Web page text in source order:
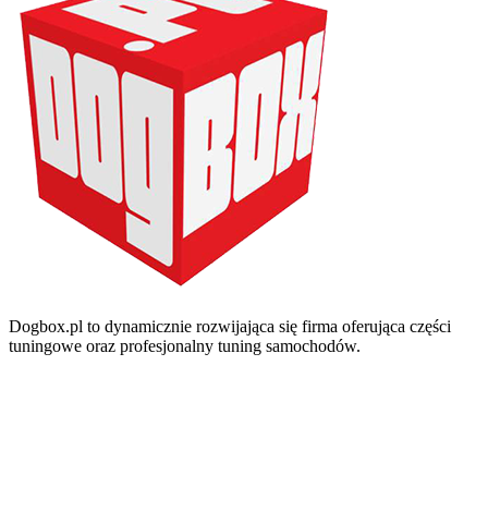
Dogbox.pl to dynamicznie rozwijająca się firma oferująca części
tuningowe oraz profesjonalny tuning samochodów.